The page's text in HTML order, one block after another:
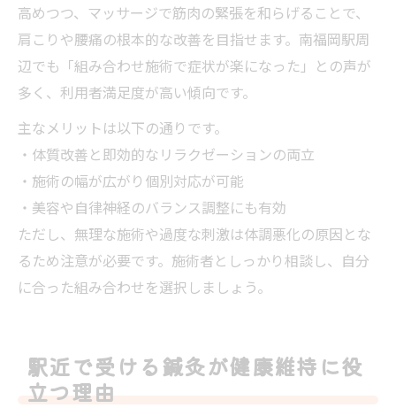
高めつつ、マッサージで筋肉の緊張を和らげることで、
肩こりや腰痛の根本的な改善を目指せます。南福岡駅周
辺でも「組み合わせ施術で症状が楽になった」との声が
多く、利用者満足度が高い傾向です。
主なメリットは以下の通りです。
・体質改善と即効的なリラクゼーションの両立
・施術の幅が広がり個別対応が可能
・美容や自律神経のバランス調整にも有効
ただし、無理な施術や過度な刺激は体調悪化の原因とな
るため注意が必要です。施術者としっかり相談し、自分
に合った組み合わせを選択しましょう。
駅近で受ける鍼灸が健康維持に役
立つ理由